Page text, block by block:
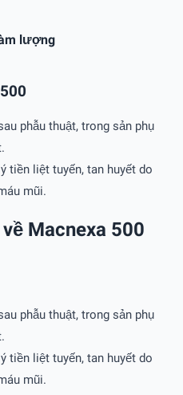
lượng
phẫu thuật, trong sản phụ
tiền liệt tuyến, tan huyết do
mũi.
Macnexa 500
phẫu thuật, trong sản phụ
tiền liệt tuyến, tan huyết do
mũi.